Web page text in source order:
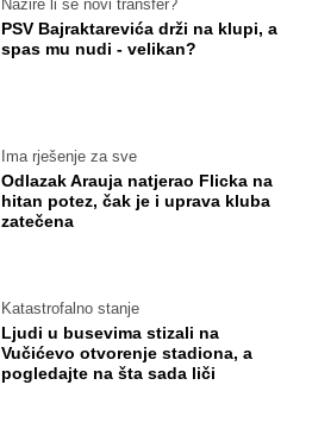
Nazire li se novi transfer?
PSV Bajraktarevića drži na klupi, a
spas mu nudi - velikan?
Ima rješenje za sve
Odlazak Arauja natjerao Flicka na
hitan potez, čak je i uprava kluba
zatečena
Katastrofalno stanje
Ljudi u busevima stizali na
Vučićevo otvorenje stadiona, a
pogledajte na šta sada liči